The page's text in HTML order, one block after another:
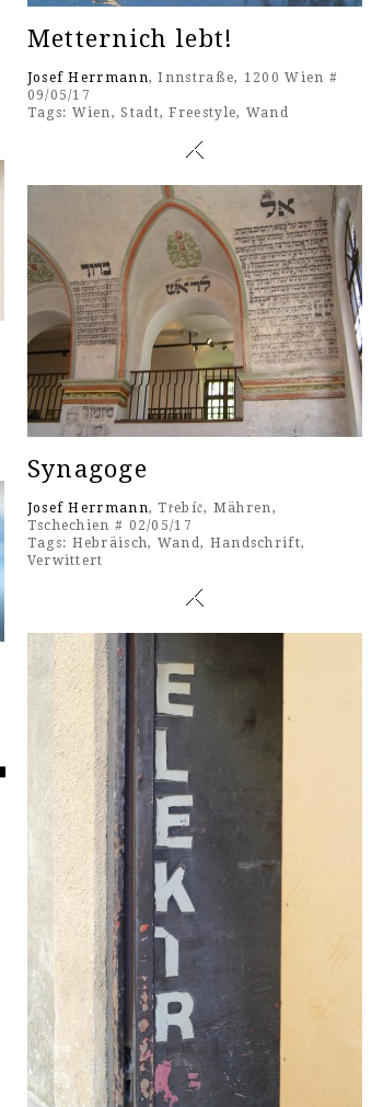
Metternich lebt!
Josef Herrmann, Innstraße, 1200 Wien #
09/05/17
Tags: Wien,Stadt,Freestyle, Wand
Synagoge
Josef Herrmann, Třebíč, Mähren,
Tschechien # 02/05/17
Tags: Hebräisch, Wand, Handschrift,
Verwittert